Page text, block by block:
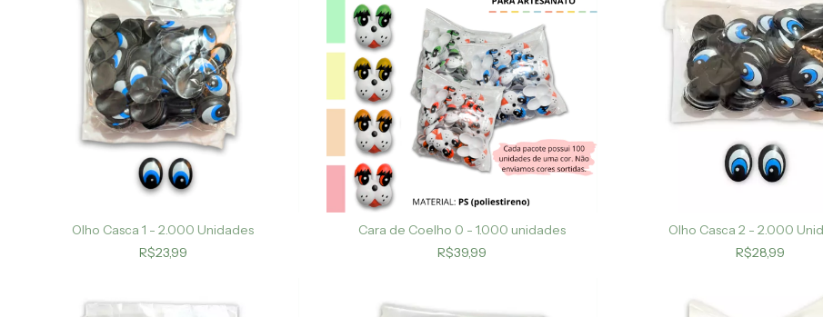
Olho Casca 1 - 2.000 Unidades
R$23,99
Cara de Coelho 0 - 1.000 unidades
R$39,99
Olho Casca 2 - 2.000
R$28,99